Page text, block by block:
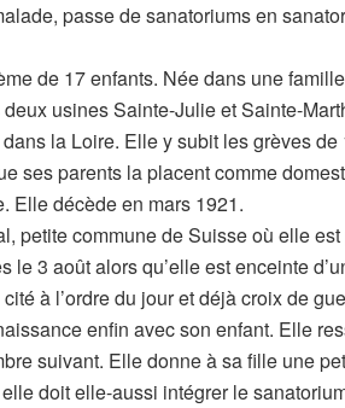
passe de sanatoriums en
de 17 enfants. Née dans une
usines Sainte-Julie et Sainte-
la Loire. Elle y subit les grèves
ses parents la placent comme
Elle décède en mars 1921.
petite commune de Suisse où elle
le 3 août alors qu’elle est enceinte
à l’ordre du jour et déjà croix de
enfin avec son enfant. Elle
suivant. Elle donne à sa fille une
doit elle-aussi intégrer le